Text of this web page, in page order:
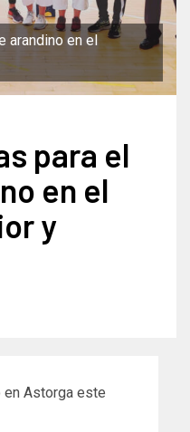
arandino en el
para el
en el
y
Astorga este